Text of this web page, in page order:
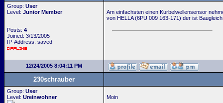
Group: User
Level: Junior Member
Posts: 4
Joined: 3/13/2005
IP-Address: saved
Am einfachsten einen Kurbelwellensensor
von HELLA (6PU 009 163-171) der ist
12/24/2005 8:04:11 PM
230schrauber
Group: User
Level: Ureinwohner
Moin